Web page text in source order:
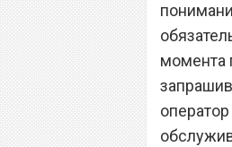
момента